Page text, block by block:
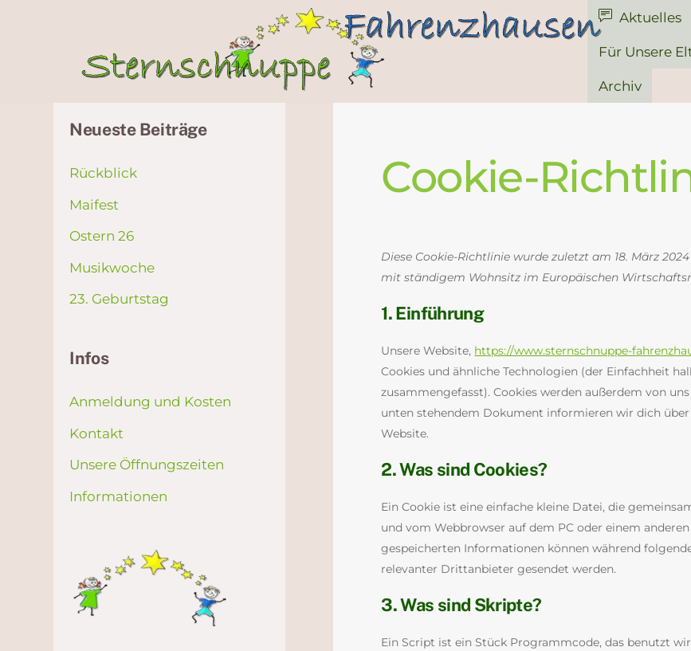
Aktuelles
Für Unsere
Archiv
Cookie-
Diese Cookie-Richtlinie wurde zuletzt am 18. März
mit ständigem Wohnsitz im Europäischen
1. Einführung
Unsere Website, https://www.sternschnuppe-
Cookies und ähnliche Technologien (der Einfachheit
zusammengefasst). Cookies werden außerdem von
unten stehendem Dokument informieren wir dich
Website.
2. Was sind Cookies?
Ein Cookie ist eine einfache kleine Datei, die
und vom Webbrowser auf dem PC oder einem
gespeicherten Informationen können während
relevanter Drittanbieter gesendet werden.
3. Was sind Skripte?
Ein Script ist ein Stück Programmcode, das benutzt
Neueste Beiträge
Rückblick
Maifest
Ostern 26
Musikwoche
23. Geburtstag
Infos
Anmeldung und Kosten
Kontakt
Unsere Öffnungszeiten
Informationen